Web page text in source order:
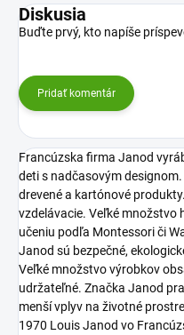
Diskusia
Buďte prvý, kto napíše
Pridať komentár
Francúzska firma Janod
deti s nadčasovým
drevené a kartónové
vzdelávacie. Veľké množstvo
učeniu podľa Montessori či
Janod sú bezpečné,
Veľké množstvo výrobkov
udržateľné. Značka Janod
menší vplyv na životné
1970 Louis Janod vo